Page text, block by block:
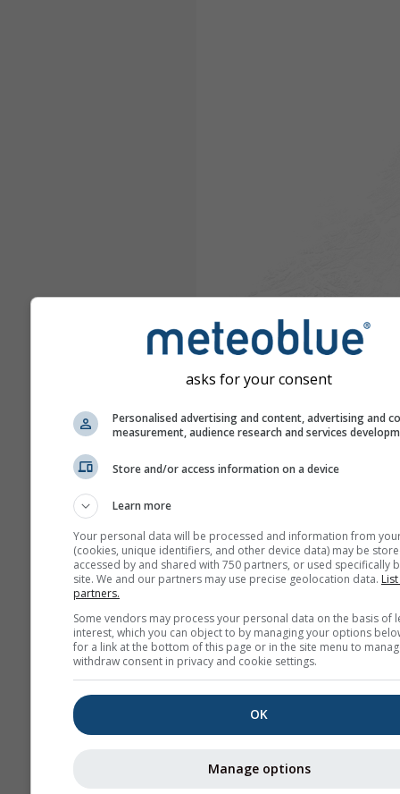
asks for your consent
Personalised advertising and content, advertising and
measurement, audience research and services
Store and/or access information on a device
Learn more
Your personal data will be processed and information from
(cookies, unique identifiers, and other device data) may be
accessed by and shared with 750 partners, or used specifically
site. We and our partners may use precise geolocation data.
partners.
Some vendors may process your personal data on the basis of
interest, which you can object to by managing your options
for a link at the bottom of this page or in the site menu to
withdraw consent in privacy and cookie settings.
OK
Manage options